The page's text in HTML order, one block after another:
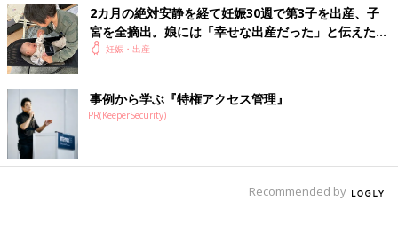
2カ月の絶対安静を経て妊娠30週で第3子を出産、子
宮を全摘出。娘には「幸せな出産だった」と伝えたい
【極低出生体重児】
妊娠・出産
事例から学ぶ『特権アクセス管理』
PR(KeeperSecurity)
Recommended by